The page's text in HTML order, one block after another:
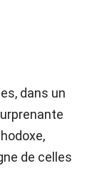
dans un
de celles